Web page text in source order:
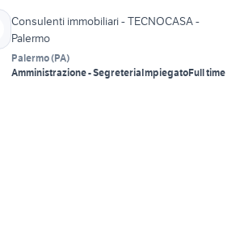
Consulenti immobiliari - TECNOCASA -
Palermo
Palermo(PA)
Amministrazione - SegreteriaImpiegatoFull time